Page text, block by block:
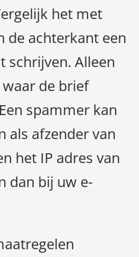
het met
de achterkant een
schrijven. Alleen
de brief
spammer kan
als afzender van
het IP adres van
dan bij uw e-